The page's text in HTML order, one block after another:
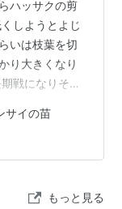
ハッサクの剪
しようとよじ
いは枝葉を切
り大きくなり
戦になりそう
菜園で使う量
世界中で食糧
りは必至。 早
数は増えてき
サイの苗
もっと見る